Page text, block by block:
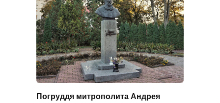
Погруддя митрополита Андрея